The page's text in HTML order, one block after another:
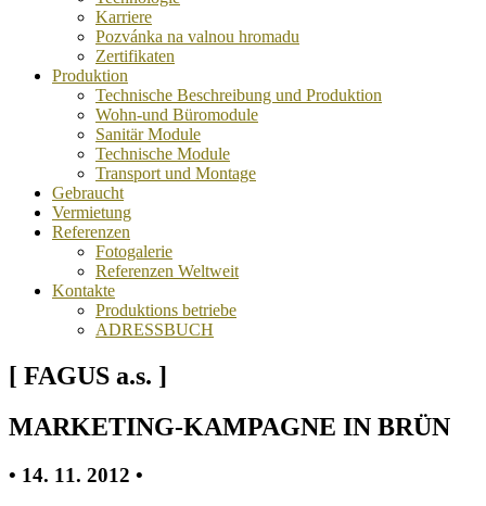
Karriere
Pozvánka na valnou hromadu
Zertifikaten
Produktion
Technische Beschreibung und Produktion
Wohn-und Büromodule
Sanitär Module
Technische Module
Transport und Montage
Gebraucht
Vermietung
Referenzen
Fotogalerie
Referenzen Weltweit
Kontakte
Produktions betriebe
ADRESSBUCH
[ FAGUS a.s. ]
MARKETING-KAMPAGNE IN BRÜN
• 14. 11. 2012 •